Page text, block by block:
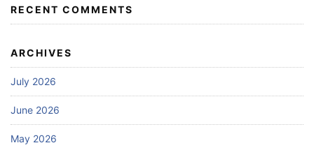
RECENT COMMENTS
ARCHIVES
July 2026
June 2026
May 2026